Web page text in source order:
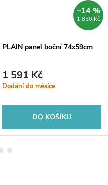
1 850 Kč
–14 %
PLAIN panel boční 74x59cm
1 591 Kč
Dodání do měsíce
DO KOŠÍKU